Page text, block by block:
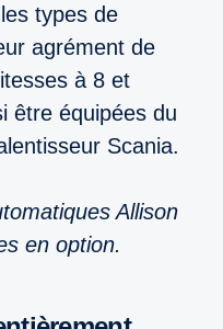
types de
agrément de
à 8 et
être équipées du
Scania.
Allison
en option.